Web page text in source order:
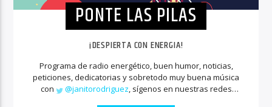
PONTE LAS PILAS
¡DESPIERTA CON ENERGIA!
Programa de radio energético, buen humor, noticias,
peticiones, dedicatorias y sobretodo muy buena música
con
@janitorodriguez, sígenos en nuestras redes